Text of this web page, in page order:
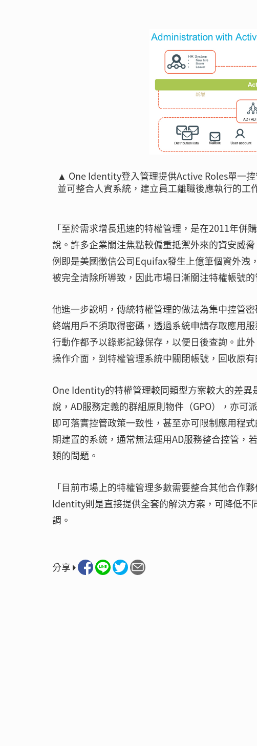
▲ One Identity登入管理提供Active Roles單一
並可整合人資系統，建立員工離職後應執行的工
「至於需求增長迅速的特權管理，是在2011年
說。許多企業關注焦點較偏重抵禦外來的資安威
例即是美國徵信公司Equifax發生上億筆個資外洩
被完全清除所導致，因此市場日漸關注特權帳號的
他進一步說明，傳統特權管理的做法為集中控管
終端用戶不須取得密碼，透過系統申請存取應用
行動作都予以錄影記錄保存，以便日後查詢。此
操作介面，到特權管理系統中關閉帳號，回收原有
One Identity的特權管理較同類型方案較大的差
說，AD服務定義的群組原則物件（GPO），亦
即可落實控管政策一致性，甚至亦可限制應用程
期建置的系統，通常無法運用AD服務整合控管，
類的問題。
「目前市場上的特權管理多數需要整合其他合作
Identity則是直接提供全套的解決方案，可降低
調。
分享